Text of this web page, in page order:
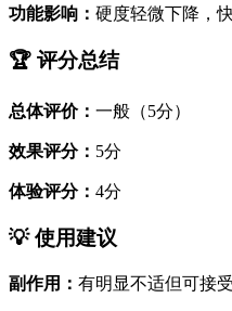
功能影响： 硬度轻微下降，
🏆 评分总结
总体评价： 一般（5分）
效果评分： 5分
体验评分： 4分
💡 使用建议
副作用： 有明显不适但可接受